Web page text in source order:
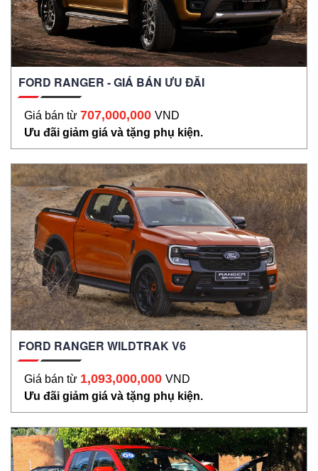
FORD RANGER - GIÁ BÁN ƯU ĐÃI
Giá bán từ 707,000,000 VND
Ưu đãi giảm giá và tặng phụ kiện.
FORD RANGER WILDTRAK V6
Giá bán từ 1,093,000,000 VND
Ưu đãi giảm giá và tặng phụ kiện.